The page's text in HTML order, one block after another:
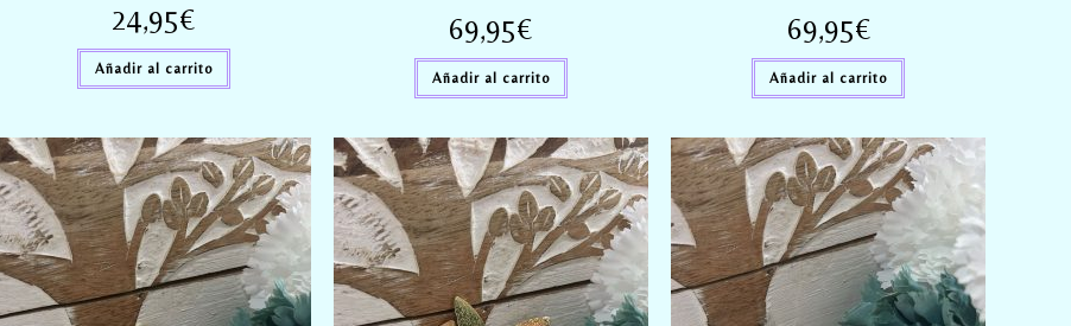
24,95€
Añadir al carrito
69,95€
Añadir al carrito
69,95€
Añadir al carrito